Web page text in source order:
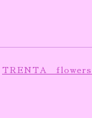
TRENTA flowers